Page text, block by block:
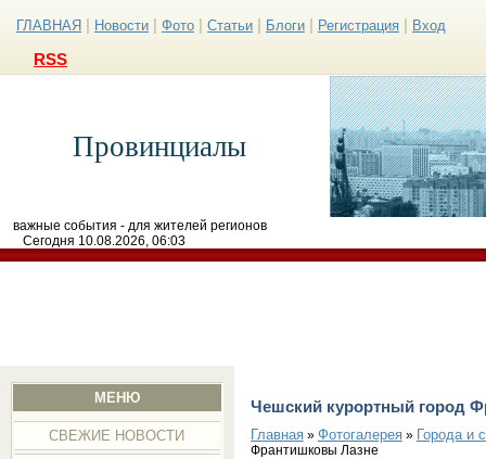
ГЛАВНАЯ Новости Фото Статьи Блоги Регистрация Вход
RSS
Провинциалы
важные события - для жителей регионов
Сегодня 10.08.2026, 06:03
МЕНЮ
СВЕЖИЕ НОВОСТИ
Чешский курортный город
Главная» Фотогалерея» Города и
Франтишковы Лазне